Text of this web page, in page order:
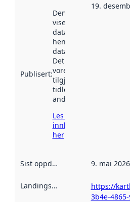
Publisert:
Denne datoen
viser når
datasettet vart
henta inn av
data.norge.no.
Det kan ha
vore
tilgjengeleg
tidlegare
andre stader.
Les meir om
innhenting
her
19.
Sist oppdatert 9. mai 2026
Landingsside
https://
3b4e-